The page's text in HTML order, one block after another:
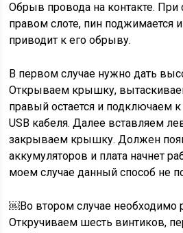
Обрыв провода на контакте. При
правом слоте, пин поджимается
приводит к его обрыву.
В первом случае нужно дать
Открываем крышку,
правый остается и подключаем
USB кабеля. Далее вставляем
закрываем крышку. Должен
аккумуляторов и плата начнет
моем случае данный способ не
￼Во втором случае необходимо
Откручиваем шесть винтиков,